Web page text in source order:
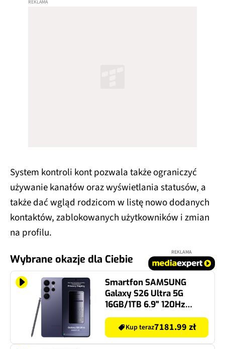
System kontroli kont pozwala także ograniczyć
używanie kanałów oraz wyświetlania statusów, a
także dać wgląd rodzicom w listę nowo dodanych
kontaktów, zablokowanych użytkowników i zmian
na profilu.
Wybrane okazje dla Ciebie
REKLAMA
Smartfon SAMSUNG
Galaxy S26 Ultra 5G
16GB/1TB 6.9" 120Hz
Fioletowy SM-S948
Kup teraz7181.99 zł